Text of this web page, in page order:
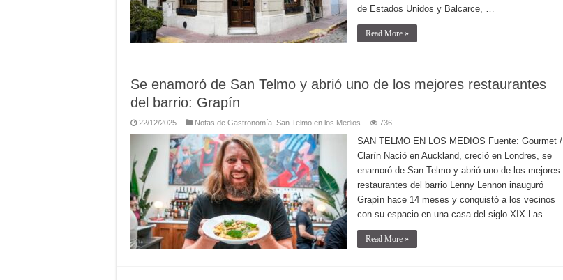
de Estados Unidos y Balcarce, …
Read More »
Se enamoró de San Telmo y abrió uno de los mejores restaurantes
del barrio: Grapín
22/12/2025 Notas de Gastronomía San Telmo en los Medios 736
SAN TELMO EN LOS MEDIOS Fuente: Gourmet /
Clarín Nació en Auckland, creció en Londres, se
enamoró de San Telmo y abrió uno de los mejores
restaurantes del barrio Lenny Lennon inauguró
Grapín hace 14 meses y conquistó a los vecinos
con su espacio en una casa del siglo XIX.Las …
Read More »